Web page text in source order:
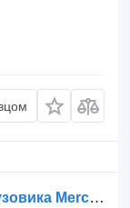
Клапан EGR Mercedes-Benz Actros Válvula Módulo EGR 4701500694 для грузовика Mercedes-Benz